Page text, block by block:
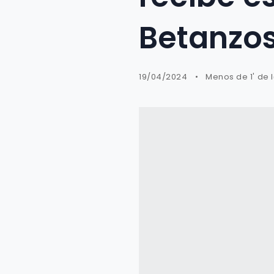
19/04/2024 Menos de 1' de